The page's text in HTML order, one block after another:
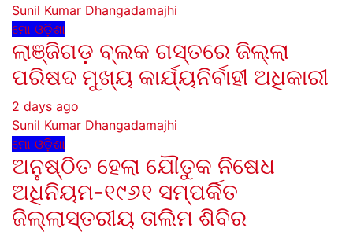
Sunil Kumar Dhangadamajhi
ମୋ ଓଡ଼ିଶା
ଲାଞ୍ଜିଗଡ଼ ବ୍ଲକ ଗସ୍ତରେ ଜିଲ୍ଲା
ପରିଷଦ ମୁଖ୍ୟ କାର୍ଯ୍ୟନିର୍ବାହୀ ଅଧିକାରୀ
2 days ago
Sunil Kumar Dhangadamajhi
ମୋ ଓଡ଼ିଶା
ଅନୁଷ୍ଠିତ ହେଲା ଯୌତୁକ ନିଷେଧ
ଅଧିନିୟମ-୧୯୬୧ ସମ୍ପର୍କିତ
ଜିଲ୍ଲାସ୍ତରୀୟ ତାଲିମ ଶିବିର